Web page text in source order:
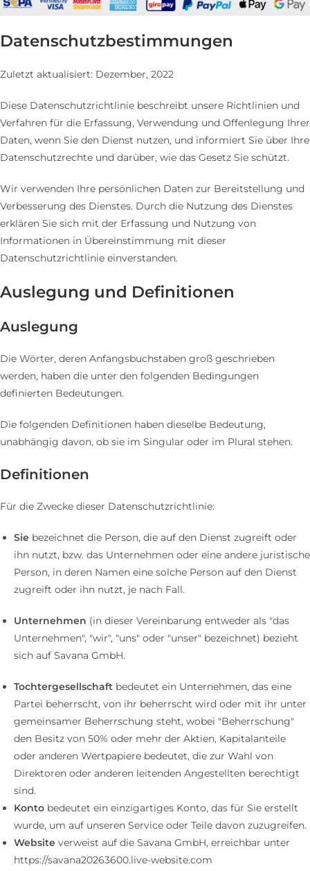
Datenschutzbestimmungen
Zuletzt aktualisiert: Dezember, 2022
Diese Datenschutzrichtlinie beschreibt unsere Richtlinien und
Verfahren für die Erfassung, Verwendung und Offenlegung Ihrer
Daten, wenn Sie den Dienst nutzen, und informiert Sie über Ihre
Datenschutzrechte und darüber, wie das Gesetz Sie schützt.
Wir verwenden Ihre persönlichen Daten zur Bereitstellung und
Verbesserung des Dienstes. Durch die Nutzung des Dienstes
erklären Sie sich mit der Erfassung und Nutzung von
Informationen in Übereinstimmung mit dieser
Datenschutzrichtlinie einverstanden.
Auslegung und Definitionen
Auslegung
Die Wörter, deren Anfangsbuchstaben groß geschrieben
werden, haben die unter den folgenden Bedingungen
definierten Bedeutungen.
Die folgenden Definitionen haben dieselbe Bedeutung,
unabhängig davon, ob sie im Singular oder im Plural stehen.
Definitionen
Für die Zwecke dieser Datenschutzrichtlinie:
Sie bezeichnet die Person, die auf den Dienst zugreift oder
ihn nutzt, bzw. das Unternehmen oder eine andere juristische
Person, in deren Namen eine solche Person auf den Dienst
zugreift oder ihn nutzt, je nach Fall.
Unternehmen (in dieser Vereinbarung entweder als "das
Unternehmen", "wir", "uns" oder "unser" bezeichnet) bezieht
sich auf Savana GmbH.
Tochtergesellschaft bedeutet ein Unternehmen, das eine
Partei beherrscht, von ihr beherrscht wird oder mit ihr unter
gemeinsamer Beherrschung steht, wobei "Beherrschung"
den Besitz von 50% oder mehr der Aktien, Kapitalanteile
oder anderen Wertpapiere bedeutet, die zur Wahl von
Direktoren oder anderen leitenden Angestellten berechtigt
sind.
Konto bedeutet ein einzigartiges Konto, das für Sie erstellt
wurde, um auf unseren Service oder Teile davon zuzugreifen.
Website verweist auf die Savana GmbH, erreichbar unter
https://savana20263600.live-website.com